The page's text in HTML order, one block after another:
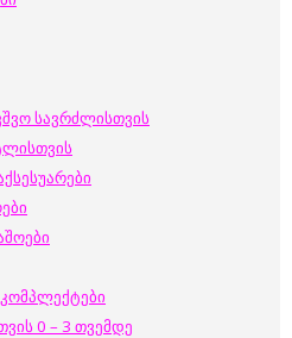
სავრძლისთვის
0 – 3 თვემდე